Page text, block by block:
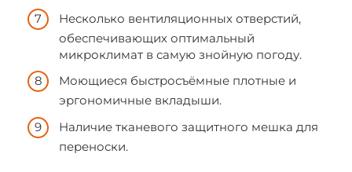
Несколько вентиляционных отверстий,
обеспечивающих оптимальный
микроклимат в самую знойную погоду.
Моющиеся быстросъёмные плотные и
эргономичные вкладыши.
Наличие тканевого защитного мешка для
переноски.